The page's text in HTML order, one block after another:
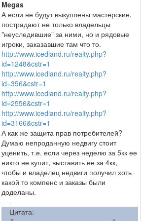
Megas
А если не будут выкуплены мастерские,
пострадают не только владельцы
"неуследившие" за ними, но и рядовые
игроки, заказавшие там что то.
http://www.icedland.ru/realty.php?
id=1248&cstr=1
http://www.icedland.ru/realty.php?
id=356&cstr=1
http://www.icedland.ru/realty.php?
id=2556&cstr=1
http://www.icedland.ru/realty.php?
id=3166&cstr=1
А как же защита прав потребителей?
Думаю непроданную недвигу стоит
уценить, т.е. если через неделю за 5кк ее
никто не купит, выставить ее за 4кк,
чтобы и владелец недвиги получил хоть
какой то компенс и заказы были
доделаны.
---
Цитата: